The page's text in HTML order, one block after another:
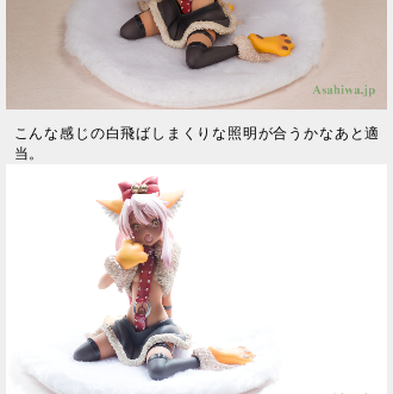
こんな感じの白飛ばしまくりな照明が合うかなあと適
当。